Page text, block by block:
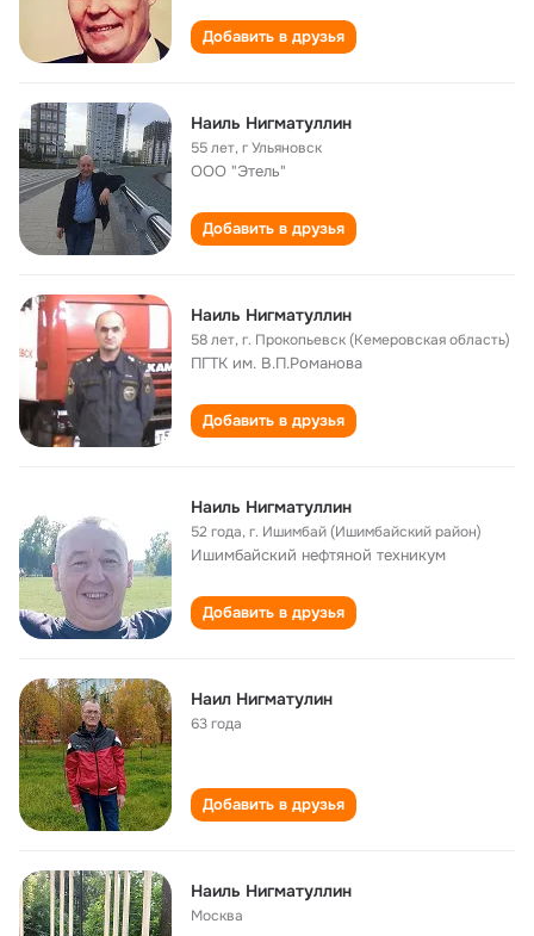
Добавить в друзья
Наиль Нигматуллин
55 лет,г Ульяновск
ООО "Этель"
Добавить в друзья
Наиль Нигматуллин
58 лет,г. Прокопьевск (Кемеровская область)
ПГТК им. В.П.Романова
Добавить в друзья
Наиль Нигматуллин
52 года,г. Ишимбай (Ишимбайский район)
Ишимбайский нефтяной техникум
Добавить в друзья
Наил Нигматулин
63 года
Добавить в друзья
Наиль Нигматуллин
Москва